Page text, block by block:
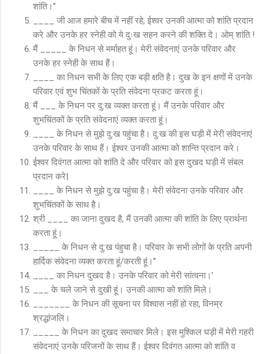
शांति।”
____ जी आज हमारे बीच में नहीं रहे, ईश्वर उनकी आत्मा को शांति प्रदान
करे और उनके हर स्नेही को ये दुःख सहन करने की शक्ति दे। ओम् शांति !
मैं _____ के निधन से मर्माहत हूं। मेरी संवेदनाएं उनके परिवार और
उनके हर स्नेही के साथ हैं।
____ का निधन सभी के लिए एक बड़ी क्षति है। दुख के इन क्षणों में उनके
परिवार एवं शुभ चिंतकों के प्रति संवेदना प्रकट करता हूं।
मैं ___ के निधन पर दु:ख व्‍यक्‍त करता हूं। मैं उनके परिवार और
शुभचिंतकों के प्रति संवेदनाएं व्‍यक्‍त करता हूं।
____ के निधन से मुझे दु:ख पहुंचा है। दु:ख की इस घड़ी में मेरी संवेदनाएं
उनके परिवार के साथ हैं। ईश्‍वर उनकी आत्‍मा को शान्ति प्रदान करे।
ईश्वर दिवंगत आत्मा को शांति दे और परिवार को इस दुखद घड़ी में संबल
प्रदान करे|
____ के निधन से मुझे दु:ख पहुंचा है। मेरी संवेदना उनके परिवार और
शुभचिंतकों के साथ है।
श्री ____ का जाना दुखद है, मैं उनकी आत्‍मा की शांति के लिए प्रार्थना
करता हूं।
_____ के निधन से दु:ख पंहुचा है। परिवार के सभी लोगों के प्रति अपनी
हार्दिक संवेदना व्यक्त करता हूं/करती हूं।’’
____ का निधन दुखद है। उनके परिवार को मेरी सांत्‍वना।’
___ के चले जाने से दुखी हूं। उनकी आत्‍मा को शांति मिले।
_______ के निधन की सूचना पर विश्वास नहीं हो रहा, विनम्र
श्रद्धांजलि।
_____ के निधन का दुखद समाचार मिले। इस मुश्किल घड़ी में मेरी गहरी
संवेदनाएं उनके परिजनों के साथ हैं। ईश्वर दिवंगत आत्मा को शांति व